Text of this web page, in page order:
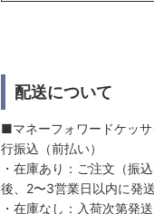
配送について
■マネーフォワードケッ
行振込（前払い）
・在庫あり：ご注文（振
後、2〜3営業日以内に発送
・在庫なし：入荷次第発送